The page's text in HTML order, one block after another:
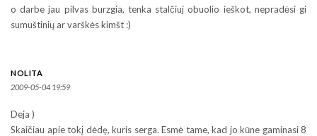
o darbe jau pilvas burzgia, tenka stalčiuj obuolio ieškot, nepradėsi gi
sumuštinių ar varškės kimšt :)
NOLITA
2009-05-04 19:59
Deja )
Skaičiau apie tokį dėdę, kuris serga. Esmė tame, kad jo kūne gaminasi 8